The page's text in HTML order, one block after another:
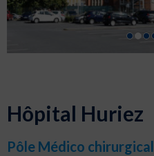
Hôpital Huriez
Pôle Médico chirurgical